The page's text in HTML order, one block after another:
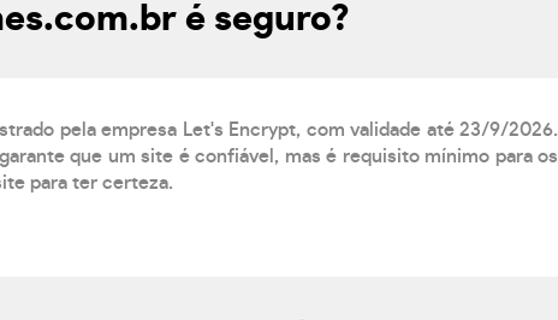
é seguro?
pela empresa Let's Encrypt, com validade até 23/9/2026.
que um site é confiável, mas é requisito mínimo para os
para ter certeza.